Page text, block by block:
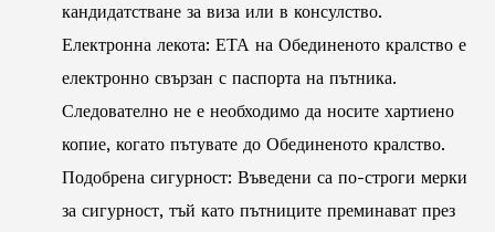
кандидатстване за виза или в консулство.
Електронна лекота: ЕТА на Обединеното кралство е
електронно свързан с паспорта на пътника.
Следователно не е необходимо да носите хартиено
копие, когато пътувате до Обединеното кралство.
Подобрена сигурност: Въведени са по-строги мерки
за сигурност, тъй като пътниците преминават през